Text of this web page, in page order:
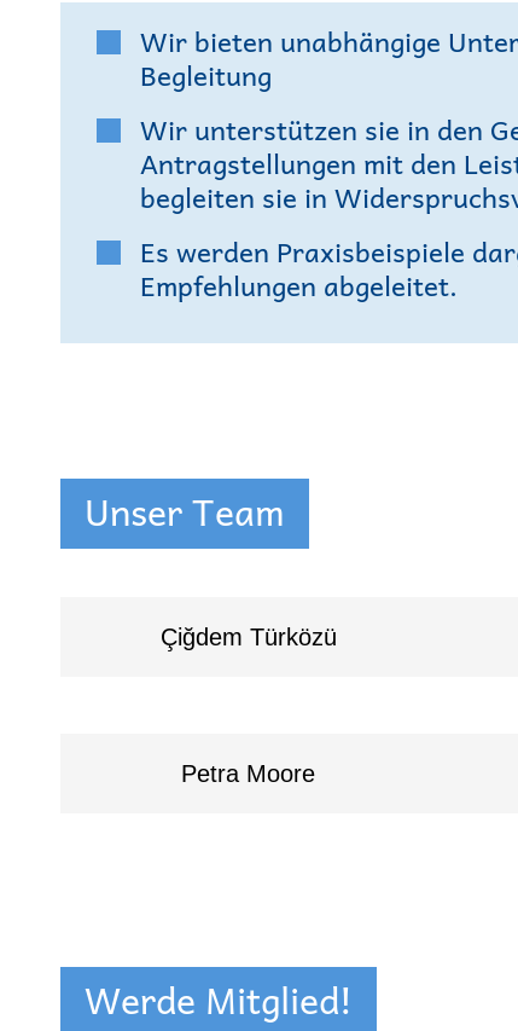
Wir bieten unabhängige
Begleitung
Wir unterstützen sie in den
Antragstellungen mit den
begleiten sie in
Es werden Praxisbeispiele
Empfehlungen abgeleitet.
Unser Team
Çiğdem Türközü
Petra Moore
Werde Mitglied!